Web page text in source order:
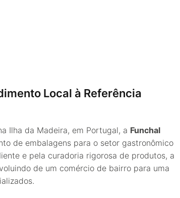
Local à Referência
Ilha da Madeira, em Portugal, a Funchal
de embalagens para o setor gastronômico
e pela curadoria rigorosa de produtos, a
de um comércio de bairro para uma